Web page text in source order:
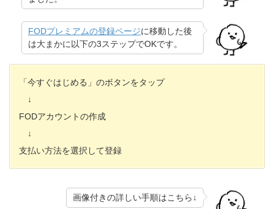
FODプレミアムの登録ページに移動した後
は大まかに以下の3ステップでOKです。
「今すぐはじめる」のボタンをタップ
↓
FODアカウントの作成
↓
支払い方法を選択して登録
画像付きの詳しい手順はこちら↓